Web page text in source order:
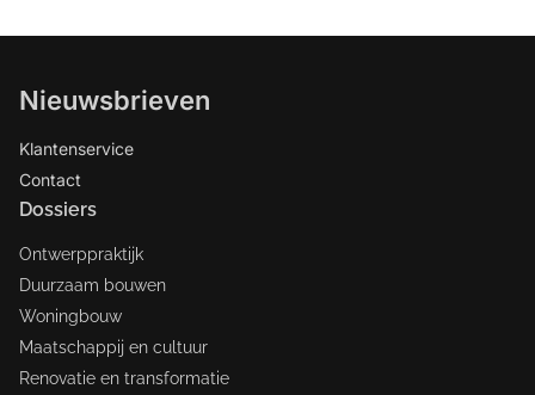
Nieuwsbrieven
Klantenservice
Contact
Dossiers
Ontwerppraktijk
Duurzaam bouwen
Woningbouw
Maatschappij en cultuur
Renovatie en transformatie